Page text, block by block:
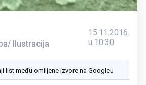
Ilustracija
15.11.2016.
u 10:30
list među omiljene izvore na Googleu